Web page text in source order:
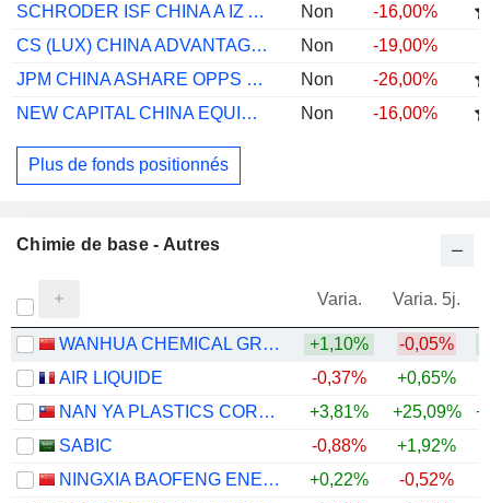
SCHRODER ISF CHINA A IZ ACC USD
Non
-16,00%
CS (LUX) CHINA ADVANTAGE EQUITY EB JPY
Non
-19,00%
JPM CHINA ASHARE OPPS C ACC USD
Non
-26,00%
NEW CAPITAL CHINA EQUITY FUND - USD O AC
Non -16,00%
Plus de fonds positionnés
Chimie de base - Autres
Varia. Varia. 5j.
WANHUA CHEMICAL GROUP CO., LTD. +1,10% -0,05%
AIR LIQUIDE
-0,37% +0,65%
NAN YA PLASTICS CORPORATION
+3,81% +25,09%
SABIC
-0,88% +1,92%
NINGXIA BAOFENG ENERGY GROUP CO., LTD.
+0,22% -0,52%